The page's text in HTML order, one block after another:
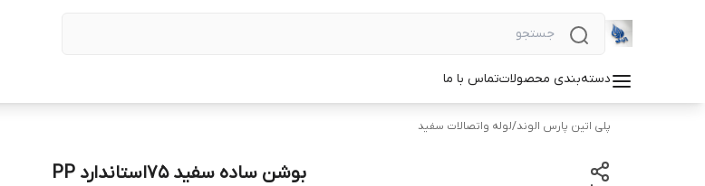
دسته‌بندی محصولاتتماس با ما
پلی اتین پارس الوند/لوله واتصالات سفید
بوشن ساده سفید 75استاندارد PP